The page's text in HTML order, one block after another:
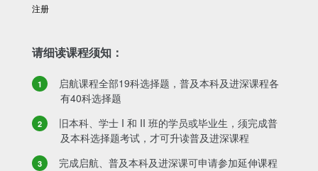
注册
请细读课程须知：
启航课程全部19科选择题，普及本科及进深课程各
有40科选择题
旧本科、学士 I 和 II 班的学员或毕业生，须完成普
及本科选择题考试，才可升读普及进深课程
完成启航、普及本科及进深课可申请参加延伸课程